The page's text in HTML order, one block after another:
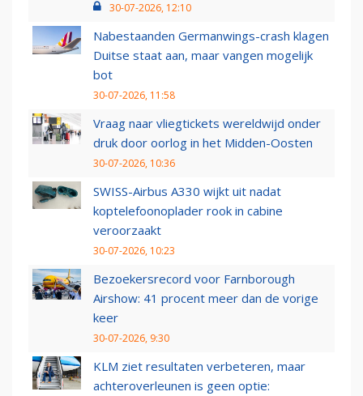
30-07-2026, 12:10
Nabestaanden Germanwings-crash klagen
Duitse staat aan, maar vangen mogelijk
bot
30-07-2026, 11:58
Vraag naar vliegtickets wereldwijd onder
druk door oorlog in het Midden-Oosten
30-07-2026, 10:36
SWISS-Airbus A330 wijkt uit nadat
koptelefoonoplader rook in cabine
veroorzaakt
30-07-2026, 10:23
Bezoekersrecord voor Farnborough
Airshow: 41 procent meer dan de vorige
keer
30-07-2026, 9:30
KLM ziet resultaten verbeteren, maar
achteroverleunen is geen optie: